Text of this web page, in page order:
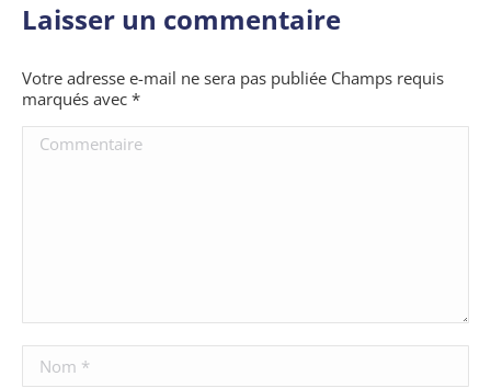
Laisser un commentaire
Votre adresse e-mail ne sera pas publiée Champs requis
marqués avec *
Commentaire
Nom *